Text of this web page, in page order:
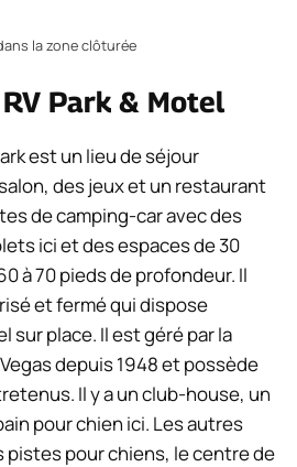
la zone clôturée
Park & ​​Motel
est un lieu de séjour
des jeux et un restaurant
de camping-car avec des
ici et des espaces de 30
à 70 pieds de profondeur. Il
et fermé qui dispose
sur place. Il est géré par la
depuis 1948 et possède
Il y a un club-house, un
pour chien ici. Les autres
pour chiens, le centre de